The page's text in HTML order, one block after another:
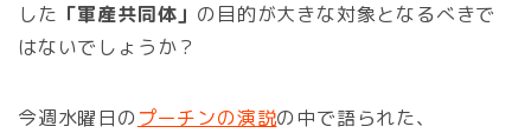
した 「軍産共同体」 の目的が大きな対象となるべきで
はないでしょうか？
今週水曜日のプーチンの演説の中で語られた、